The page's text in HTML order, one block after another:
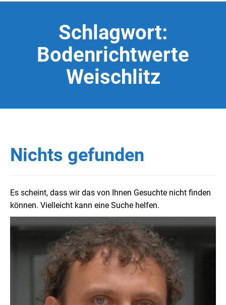
Schlagwort:
Bodenrichtwerte
Weischlitz
Nichts gefunden
Es scheint, dass wir das von Ihnen Gesuchte nicht finden
können. Vielleicht kann eine Suche helfen.